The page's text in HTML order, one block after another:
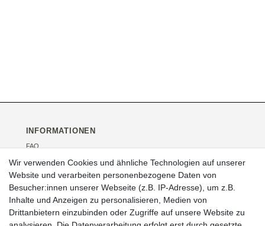
INFORMATIONEN
FAQ
Kontakt
Über uns
Veranstaltungen
RECHTLICHES
Wir verwenden Cookies und ähnliche Technologien auf unserer
Website und verarbeiten personenbezogene Daten von
Besucher:innen unserer Webseite (z.B. IP-Adresse), um z.B.
Inhalte und Anzeigen zu personalisieren, Medien von
Drittanbietern einzubinden oder Zugriffe auf unsere Website zu